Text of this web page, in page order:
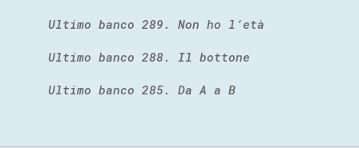
Ultimo banco 289. Non ho l’età
Ultimo banco 288. Il bottone
Ultimo banco 285. Da A a B